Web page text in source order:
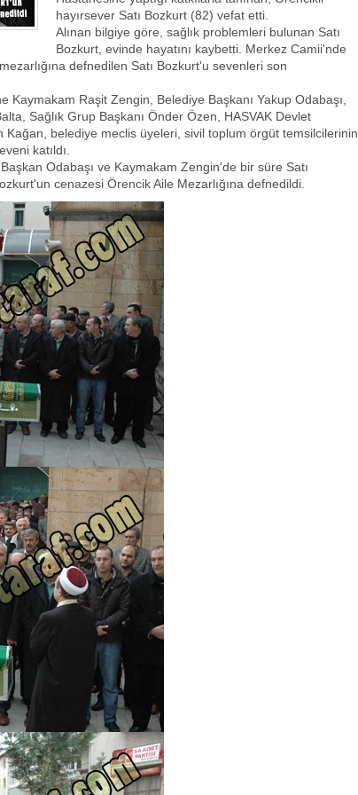
hayırsever Satı Bozkurt (82) vefat etti.
Alınan bilgiye göre, sağlık problemleri bulunan Satı
Bozkurt, evinde hayatını kaybetti. Merkez Camii'nde
defnedilen Satı Bozkurt'u sevenleri son
Kaymakam Raşit Zengin, Belediye Başkanı Yakup Odabaşı,
Sağlık Grup Başkanı Önder Özen, HASVAK Devlet
Kağan, belediye meclis üyeleri, sivil toplum örgüt temsilcilerinin
katıldı.
Başkan Odabaşı ve Kaymakam Zengin'de bir süre Satı
cenazesi Örencik Aile Mezarlığına defnedildi.